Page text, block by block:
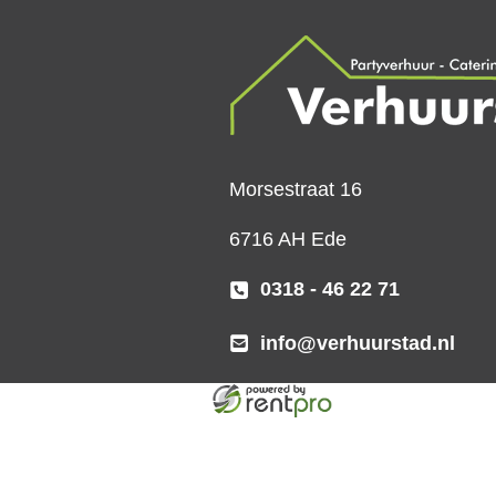
Morsestraat 16
6716 AH Ede
0318 - 46 22 71
info@verhuurstad.nl